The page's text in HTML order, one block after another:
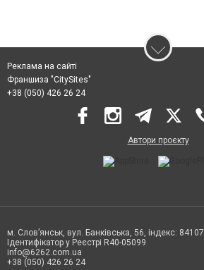
Реклама на сайті
Франшиза "CitySites"
+38 (050) 426 26 24
Автори проєкту
м. Слов’янськ, вул. Банківська, 56, індекс: 84107
Ідентифікатор у Реєстрі R40-05099
info@6262.com.ua
+38 (050) 426 26 24